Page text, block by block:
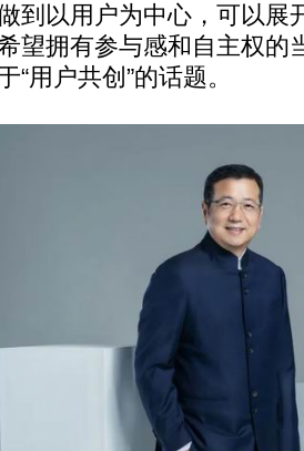
以用户为中心，可以展
望拥有参与感和自主权的
“用户共创”的话题。